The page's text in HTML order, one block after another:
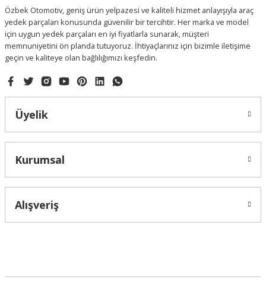
Özbek Otomotiv, geniş ürün yelpazesi ve kaliteli hizmet anlayışıyla araç
yedek parçaları konusunda güvenilir bir tercihtir. Her marka ve model
için uygun yedek parçaları en iyi fiyatlarla sunarak, müşteri
memnuniyetini ön planda tutuyoruz. İhtiyaçlarınız için bizimle iletişime
geçin ve kaliteye olan bağlılığımızı keşfedin.
Üyelik
Kurumsal
Alışveriş